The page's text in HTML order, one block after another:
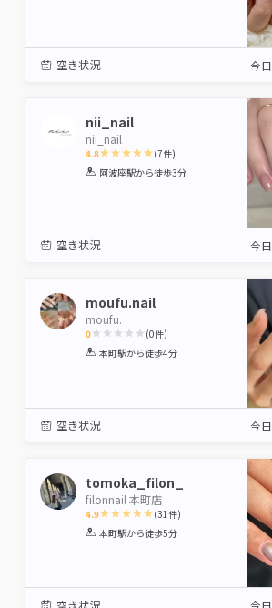
空き状況 今日
nii_nail
nii_nail
4.8
1 2 3 4 5
(7件)
阿波座駅から徒歩3分
空き状況 今日
moufu.nail
moufu.
0
1 2 3 4 5
(0件)
本町駅から徒歩4分
空き状況 今日
tomoka_filon_
filonnail 本町店
4.9
1 2 3 4 5
(31 件)
本町駅から徒歩5分
空き状況